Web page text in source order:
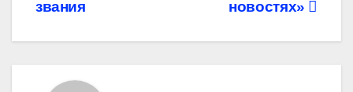
записям
новостях»
звания